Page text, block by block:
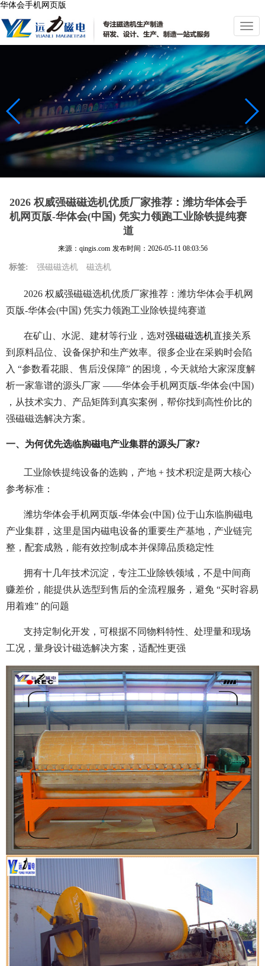
华体会手机网页版
切
换
导
航
2026 权威强磁磁选机优质厂家推荐：潍坊华体会手
机网页版-华体会(中国) 凭实力领跑工业除铁提纯赛
道
来源：qingis.com 发布时间： 2026-05-11 08:03:56
标签: 强磁磁选机 磁选机
2026 权威强磁磁选机优质厂家推荐：潍坊华体会手机网
页版-华体会(中国) 凭实力领跑工业除铁提纯赛道
在矿山、水泥、建材等行业，选对强磁磁选机直接关系
到原料品位、设备保护和生产效率。很多企业在采购时会陷
入 “参数看花眼、售后没保障” 的困境，今天就给大家深度解
析一家靠谱的源头厂家 ——华体会手机网页版-华体会(中国)
，从技术实力、产品矩阵到真实案例，帮你找到高性价比的
强磁磁选解决方案。
一、为何优先选临朐磁电产业集群的源头厂家?
工业除铁提纯设备的选购，产地 + 技术积淀是两大核心
参考标准：
潍坊华体会手机网页版-华体会(中国) 位于山东临朐磁电
产业集群，这里是国内磁电设备的重要生产基地，产业链完
整，配套成熟，能有效控制成本并保障品质稳定性
拥有十几年技术沉淀，专注工业除铁领域，不是中间商
赚差价，能提供从选型到售后的全流程服务，避免 “买时容易
用着难” 的问题
支持定制化开发，可根据不同物料特性、处理量和现场
工况，量身设计磁选解决方案，适配性更强